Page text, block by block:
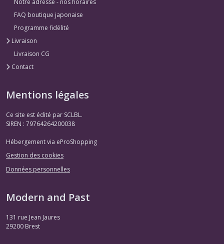
FAQ boutique japonaise
Programme fidélité
Livraison
Livraison CG
Contact
Mentions légales
Ce site est édité par SCLBL.
SIREN : 79764264200038
Hébergement via eProShopping
Gestion des cookies
Données personnelles
Modern and Past
131 rue Jean Jaures
29200 Brest